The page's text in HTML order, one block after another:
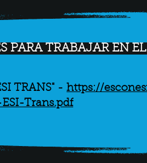
PARA TRABAJAR EN
TRANS" - https://
Trans.pdf